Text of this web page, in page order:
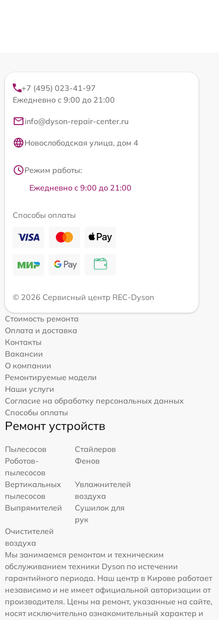
+7 (495) 023-41-97
Ежедневно с 9:00 до 21:00
info@dyson-repair-center.ru
Новослободская улица, дом 4
Режим работы:
Ежедневно с 9:00 до 21:00
Способы оплаты
© 2026 Сервисный центр REC-Dyson
Стоимость ремонта
Оплата и доставка
Контакты
Вакансии
О компании
Ремонтируемые модели
Наши услуги
Согласие на обработку персональных данных
Способы оплаты
Ремонт устройств
Пылесосов
Стайлеров
Роботов-
пылесосов
Фенов
Вертикальных
пылесосов
Увлажнителей
воздуха
Выпрямителей
Сушилок для
рук
Очистителей
воздуха
Мы занимаемся ремонтом и техническим
обслуживанием техники Dyson по истечении
гарантийного периода. Наш центр в Кирове работает
независимо и не имеет официальной авторизации от
производителя. Цены на ремонт, указанные на сайте,
носят исключительно ознакомительный характер и